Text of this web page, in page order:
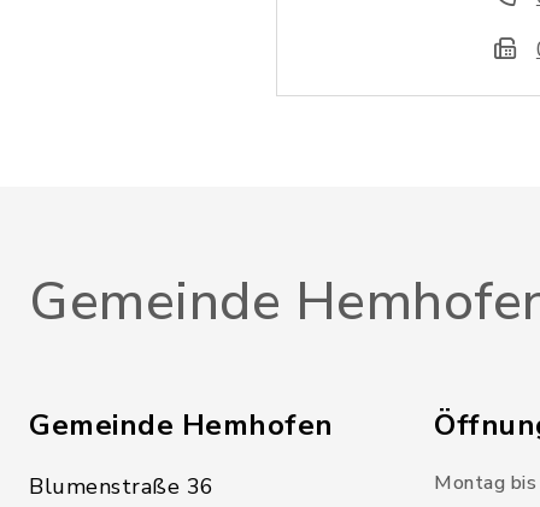
Gemeinde
Gemeinde Hemhofen
Blumenstraße 36
Montag